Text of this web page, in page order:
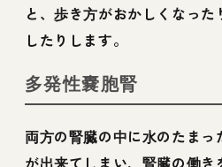
と、歩き方がおかしくなっ
したりします。
多発性嚢胞腎
両方の腎臓の中に水のたま
が出来てしまい、腎臓の働